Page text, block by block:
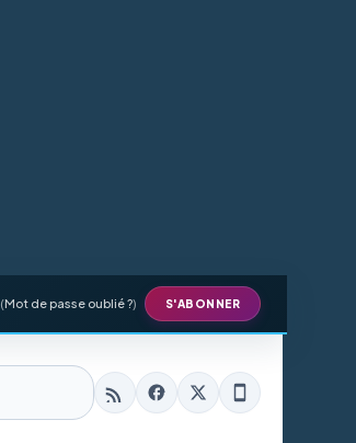
(Mot de passe oublié ?) S'ABONNER